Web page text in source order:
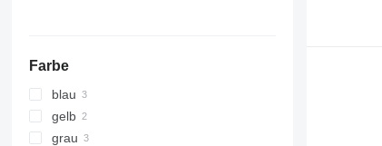
Farbe
blau
gelb
grau